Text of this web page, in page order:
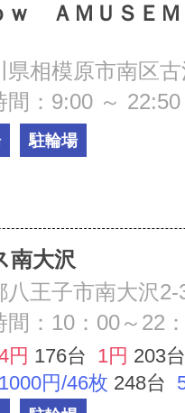
ｗ ＡＭＵＳＥＭ
県相模原市南区
間：9:00 ～ 22:50
駐輪場
南大沢
八王子市南大沢2-
間：10：00～22
円 176台 1円 203台
1000円/46枚 248台